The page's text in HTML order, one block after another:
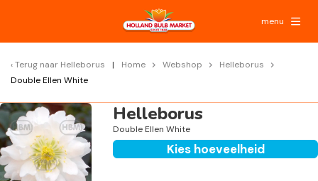
menu
Terug naar Helleborus Home Webshop
Helleborus
Double Ellen White
Helleborus
Double Ellen White
Kies hoeveelheid